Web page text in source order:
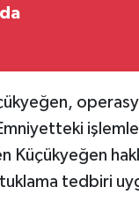
Küçükyeğen
tedbiri